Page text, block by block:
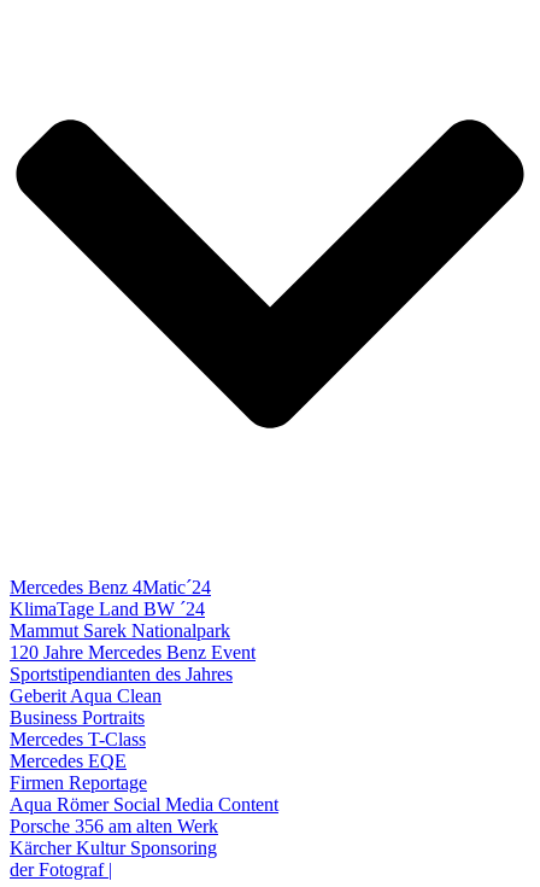
Mercedes Benz 4Matic´24
KlimaTage Land BW ´24
Mammut Sarek Nationalpark
120 Jahre Mercedes Benz Event
Sportstipendianten des Jahres
Geberit Aqua Clean
Business Portraits
Mercedes T-Class
Mercedes EQE
Firmen Reportage
Aqua Römer Social Media Content
Porsche 356 am alten Werk
Kärcher Kultur Sponsoring
der Fotograf |